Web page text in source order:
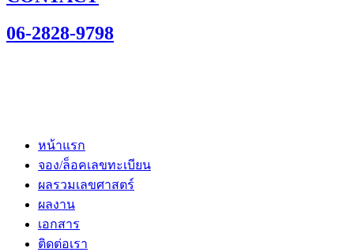
06-2828-9798
หน้าแรก
จอง/ล็อคเลขทะเบียน
ผลรวมเลขศาสตร์
ผลงาน
เอกสาร
ติดต่อเรา